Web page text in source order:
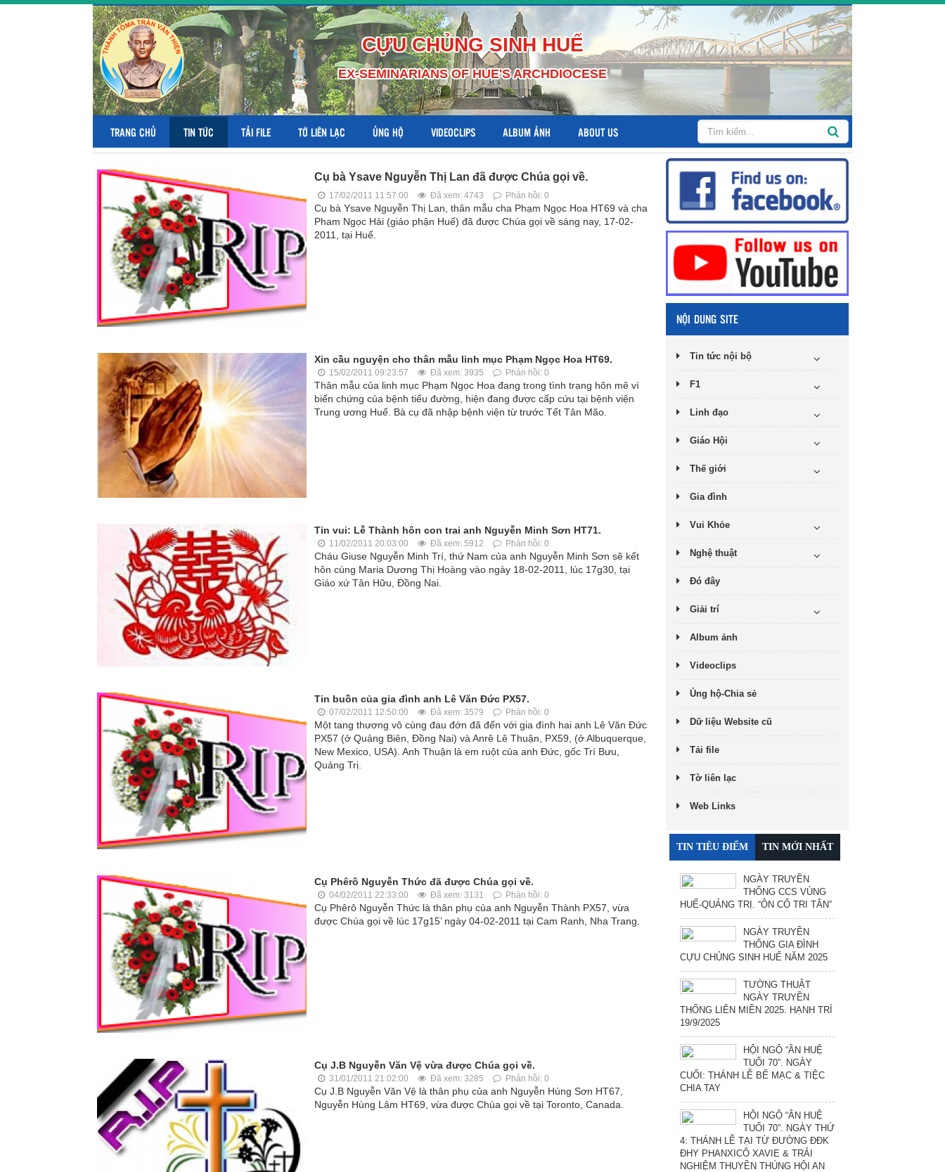
CỰU CHỦNG SINH HUẾ
EX-SEMINARIANS OF HUE'S ARCHDIOCESE
TRANG CHỦ TIN TỨC TẢI FILE TỜ LIÊN LẠC ỦNG HỘ VIDEOCLIPS ALBUM ẢNH ABOUT US
Cụ bà Ysave Nguyễn Thị Lan đã được Chúa gọi về.
17/02/2011 11:57:00 Đã xem: 4743 Phản hồi: 0
Cụ bà Ysave Nguyễn Thị Lan, thân mẫu cha Phạm Ngọc Hoa HT69 và cha
Pham Ngọc Hải (giáo phận Huế) đã được Chúa gọi về sáng nay, 17-02-
2011, tại Huế.
Xin cầu nguyện cho thân mẫu linh mục Phạm Ngọc Hoa HT69.
15/02/2011 09:23:57 Đã xem: 3935 Phản hồi: 0
Thân mẫu của linh mục Phạm Ngọc Hoa đang trong tình trạng hôn mê vì
biến chứng của bệnh tiểu đường, hiện đang được cấp cứu tại bệnh viện
Trung ương Huế. Bà cụ đã nhập bệnh viện từ trước Tết Tân Mão.
Tin vui: Lễ Thành hôn con trai anh Nguyễn Minh Sơn HT71.
11/02/2011 20:03:00 Đã xem: 5912 Phản hồi: 0
Cháu Giuse Nguyễn Minh Trí, thứ Nam của anh Nguyễn Minh Sơn sẽ kết
hôn cùng Maria Dương Thị Hoàng vào ngày 18-02-2011, lúc 17g30, tại
Giáo xứ Tân Hữu, Đồng Nai.
Tin buồn của gia đình anh Lê Văn Đức PX57.
07/02/2011 12:50:00 Đã xem: 3579 Phản hồi: 0
Một tang thương vô cùng đau đớn đã đến với gia đình hai anh Lê Văn Đức
PX57 (ở Quảng Biên, Đồng Nai) và Anrê Lê Thuận, PX59, (ở Albuquerque,
New Mexico, USA). Anh Thuận là em ruột của anh Đức, gốc Trí Bưu,
Quảng Trị.
Cụ Phêrô Nguyễn Thức đã được Chúa gọi về.
04/02/2011 22:33:00 Đã xem: 3131 Phản hồi: 0
Cụ Phêrô Nguyễn Thức là thân phụ của anh Nguyễn Thành PX57, vừa
được Chúa gọi về lúc 17g15’ ngày 04-02-2011 tại Cam Ranh, Nha Trang.
Cụ J.B Nguyễn Văn Vệ vừa được Chúa gọi về.
31/01/2011 21:02:00 Đã xem: 3285 Phản hồi: 0
Cụ J.B Nguyễn Văn Vệ là thân phụ của anh Nguyễn Hùng Sơn HT67,
Nguyễn Hùng Lâm HT69, vừa được Chúa gọi về tại Toronto, Canada.
NỘI DUNG SITE
Tin tức nội bộ
F1
Linh đạo
Giáo Hội
Thế giới
Gia đình
Vui Khỏe
Nghệ thuật
Đó đây
Giải trí
Album ảnh
Videoclips
Ủng hộ-Chia sẻ
Dữ liệu Website cũ
Tải file
Tờ liên lạc
Web Links
TIN TIÊU ĐIỂM TIN MỚI NHẤT
NGÀY TRUYỀN
THỐNG CCS VÙNG
HUẾ-QUẢNG TRỊ. “ÔN CỐ TRI TÂN”
NGÀY TRUYỀN
THỐNG GIA ĐÌNH
CỰU CHỦNG SINH HUẾ NĂM 2025
TƯỜNG THUẬT
NGÀY TRUYỀN
THỐNG LIÊN MIỀN 2025. HẠNH TRÍ
19/9/2025
HỘI NGỘ “ÂN HUỆ
TUỔI 70”. NGÀY
CUỐI: THÁNH LỄ BẾ MẠC & TIỆC
CHIA TAY
HỘI NGỘ “ÂN HUỆ
TUỔI 70”. NGÀY THỨ
4: THÁNH LỄ TẠI TỪ ĐƯỜNG ĐĐK
ĐHY PHANXICÔ XAVIE & TRẢI
NGHIỆM THUYỀN THÚNG HỘI AN